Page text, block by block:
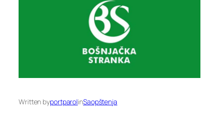
Written byportparolinSaopštenja